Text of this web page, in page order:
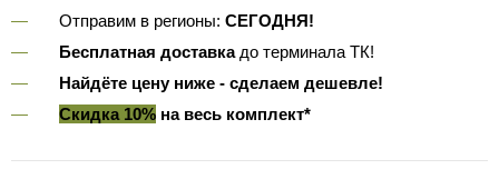
Отправим в регионы: СЕГОДНЯ!
Бесплатная доставкадо терминала ТК!
Найдёте цену ниже - сделаем дешевле!
Скидка 10%на весь комплект*